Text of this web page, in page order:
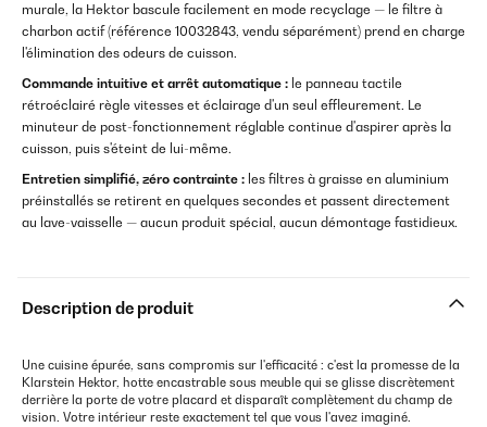
murale, la Hektor bascule facilement en mode recyclage — le filtre à
charbon actif (référence 10032843, vendu séparément) prend en charge
l'élimination des odeurs de cuisson.
Commande intuitive et arrêt automatique : le panneau tactile
rétroéclairé règle vitesses et éclairage d'un seul effleurement. Le
minuteur de post-fonctionnement réglable continue d'aspirer après la
cuisson, puis s'éteint de lui-même.
Entretien simplifié, zéro contrainte : les filtres à graisse en aluminium
préinstallés se retirent en quelques secondes et passent directement
au lave-vaisselle — aucun produit spécial, aucun démontage fastidieux.
Description de produit
Une cuisine épurée, sans compromis sur l'efficacité : c'est la promesse de la
Klarstein Hektor, hotte encastrable sous meuble qui se glisse discrètement
derrière la porte de votre placard et disparaît complètement du champ de
vision. Votre intérieur reste exactement tel que vous l'avez imaginé.